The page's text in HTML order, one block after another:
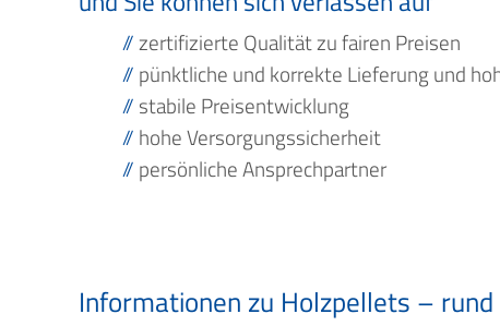
zertifizierte Qualität zu fairen Preisen
pünktliche und korrekte Lieferung und
stabile Preisentwicklung
hohe Versorgungssicherheit
persönliche Ansprechpartner
Informationen zu Holzpellets –